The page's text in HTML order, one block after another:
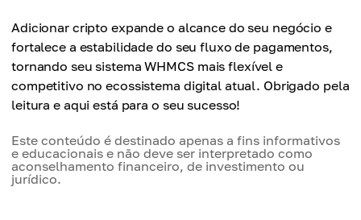
Adicionar cripto expande o alcance do seu negócio e
fortalece a estabilidade do seu fluxo de pagamentos,
tornando seu sistema WHMCS mais flexível e
competitivo no ecossistema digital atual. Obrigado pela
leitura e aqui está para o seu sucesso!
Este conteúdo é destinado apenas a fins informativos
e educacionais e não deve ser interpretado como
aconselhamento financeiro, de investimento ou
jurídico.